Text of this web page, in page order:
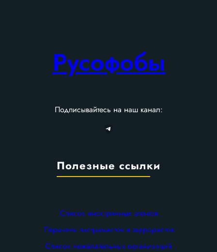
Русофобы
Подписывайтесь на наш канал:
Telegram
Полезные ссылки
Список иностранных агентов
Перечень экстремистов и террористов
Список нежелательных организаций